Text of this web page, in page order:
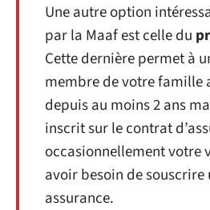
Une autre option
par la Maaf est celle du
Cette dernière permet à
membre de votre famille
depuis au moins 2 ans
inscrit sur le contrat
occasionnellement votre
avoir besoin de souscrire
assurance.